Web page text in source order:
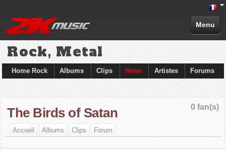
Menu
Rock, Metal
Home Rock Albums Clips News Artistes Forums
0 fan(s)
The Birds of Satan
Accueil Albums Clips Forum